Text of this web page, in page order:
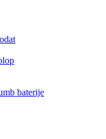
baterije